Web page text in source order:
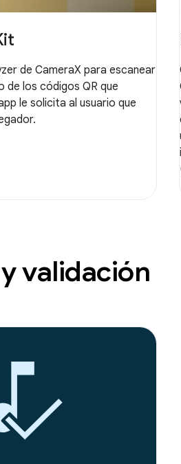
de CameraX para escanear
de los códigos QR que
le solicita al usuario que
validación